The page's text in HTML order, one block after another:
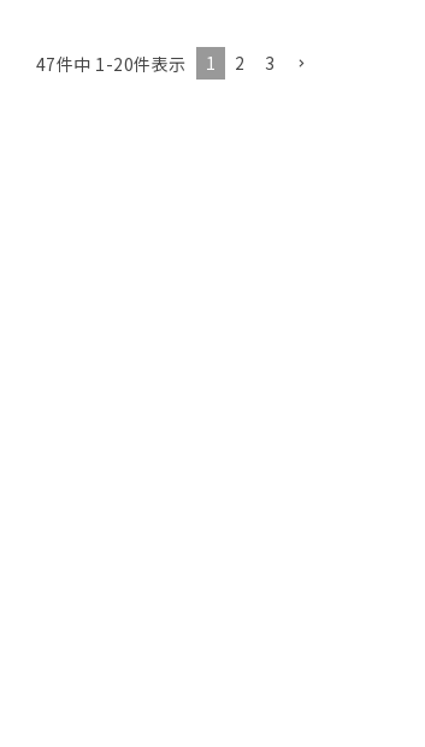
47件中 1 -20件表示 1 2 3